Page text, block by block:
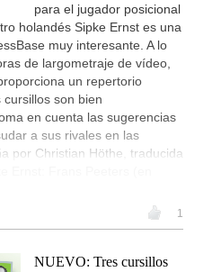
para el jugador posicional
holandés Sipke Ernst es una
muy interesante. A lo
de largometraje de vídeo,
un repertorio
son bien
en cuenta las sugerencias
a sus rivales en las
por Christian Höthe, traducida
1
NUEVO: Tres cursillos